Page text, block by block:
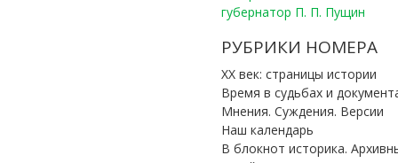
губернатор П. П. Пущин
РУБРИКИ НОМЕРА
ХХ век: страницы истории
Время в судьбах и
Мнения. Суждения. Версии
Наш календарь
В блокнот историка.